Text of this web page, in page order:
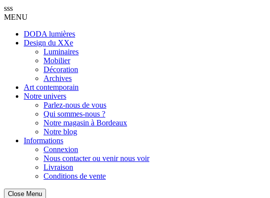
sss
MENU
DODA lumières
Design du XXe
Luminaires
Mobilier
Décoration
Archives
Art contemporain
Notre univers
Parlez-nous de vous
Qui sommes-nous ?
Notre magasin à Bordeaux
Notre blog
Informations
Connexion
Nous contacter ou venir nous voir
Livraison
Conditions de vente
Close Menu